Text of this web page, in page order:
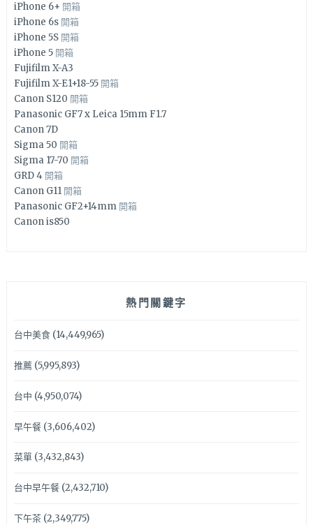
iPhone 6+ 開箱
iPhone 6s 開箱
iPhone 5S 開箱
iPhone 5 開箱
Fujifilm X-A3
Fujifilm X-E1+18-55 開箱
Canon S120 開箱
Panasonic GF7 x Leica 15mm F1.7
Canon 7D
Sigma 50 開箱
Sigma 17-70 開箱
GRD 4 開箱
Canon G11 開箱
Panasonic GF2+14mm 開箱
Canon is850
熱門關鍵字
台中美食(14,449,965)
推薦(5,995,893)
台中 (4,950,074)
早午餐(3,606,402)
菜單(3,432,843)
台中早午餐(2,432,710)
下午茶(2,349,775)